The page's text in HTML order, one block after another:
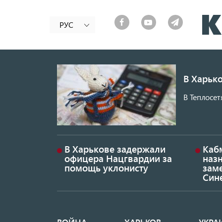
РУС
В
В
В Харькове задержали
офицера Нацгвардии за
помощь уклонисту